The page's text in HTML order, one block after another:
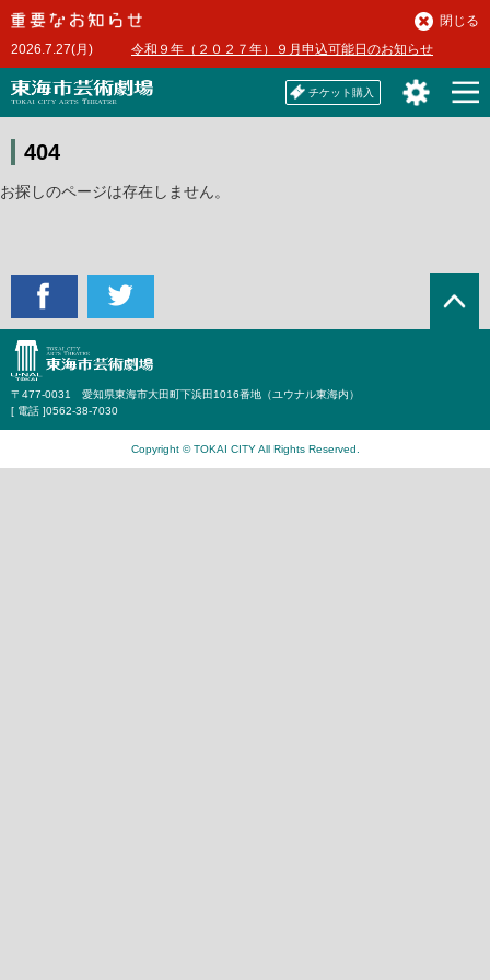
本
文
へ2026.7.27(月) 令和９年（２０２７年）９月申込可能日のお知らせ
閉じる
チケット購入
404
お探しのページは存在しません。
〒477-0031 愛知県東海市大田町下浜田1016番地（ユウナル東海内）
[ 電話 ]0562-38-7030
Copyright © TOKAI CITY All Rights Reserved.